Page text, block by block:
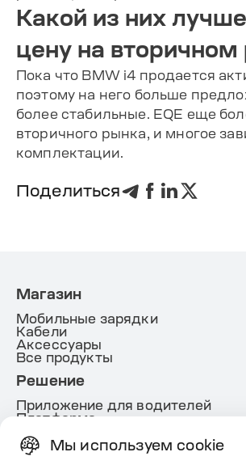
Мы используем cookie
Какой из них
цену на вторичном
Пока что BMW i4 продается
поэтому на него больше
более стабильные. EQE еще
вторичного рынка, и многое
комплектации.
Поделиться
Магазин
Мобильные зарядки
Кабели
Аксессуары
Все продукты
Решение
Приложение для водителей
Платформа
Energy